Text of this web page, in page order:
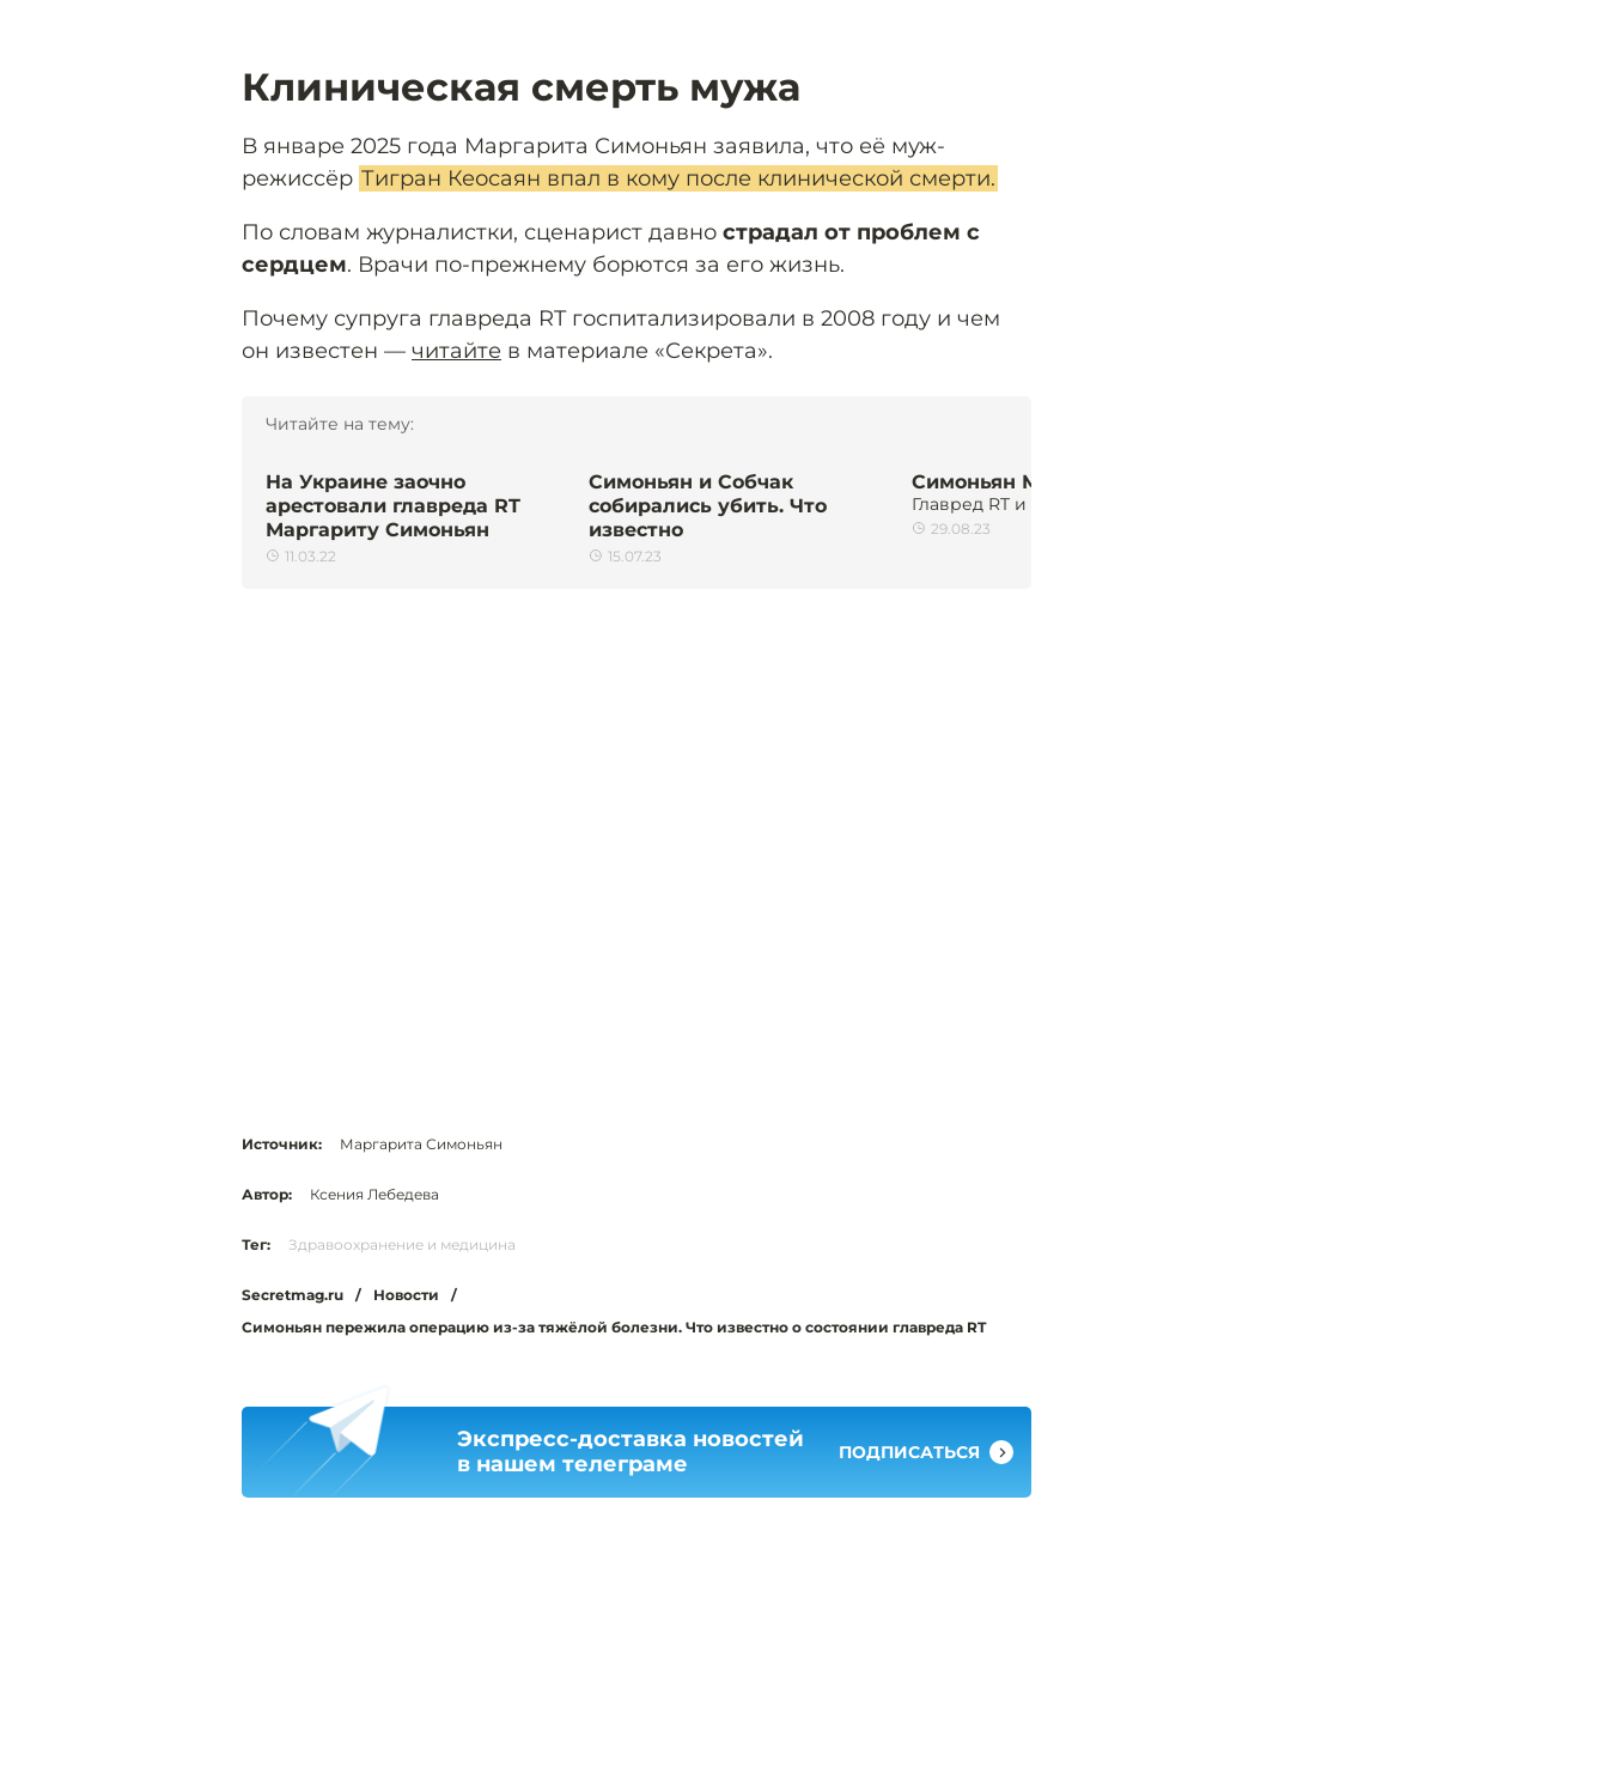
Клиническая смерть мужа
В январе 2025 года Маргарита Симоньян заявила, что её муж-
режиссёр Тигран Кеосаян впал в кому после клинической смерти.
По словам журналистки, сценарист давно страдал от проблем с
сердцем. Врачи по-прежнему борются за его жизнь.
Почему супруга главреда RT госпитализировали в 2008 году и чем
он известен — читайте в материале «Секрета».
Читайте на тему:
На Украине заочно
арестовали главреда RT
Маргариту Симоньян
11.03.22
Симоньян и Собчак
собирались убить. Что
известно
15.07.23
Симоньян Маргарита
Главред RT и «России сегодня»
29.08.23
Источник: Маргарита Симоньян
Автор: Ксения Лебедева
Тег: Здравоохранение и медицина
Secretmag.ru / Новости
/
Симоньян пережила операцию из-за тяжёлой болезни. Что известно о состоянии главреда RT
Экспресс-доставка новостей
в нашем телеграме
ПОДПИСАТЬСЯ